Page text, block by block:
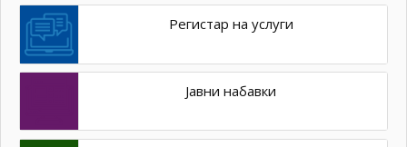
Регистар на услуги
Јавни набавки